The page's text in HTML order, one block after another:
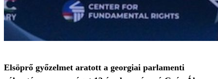
Elsöprő győzelmet aratott a georgiai parlamenti